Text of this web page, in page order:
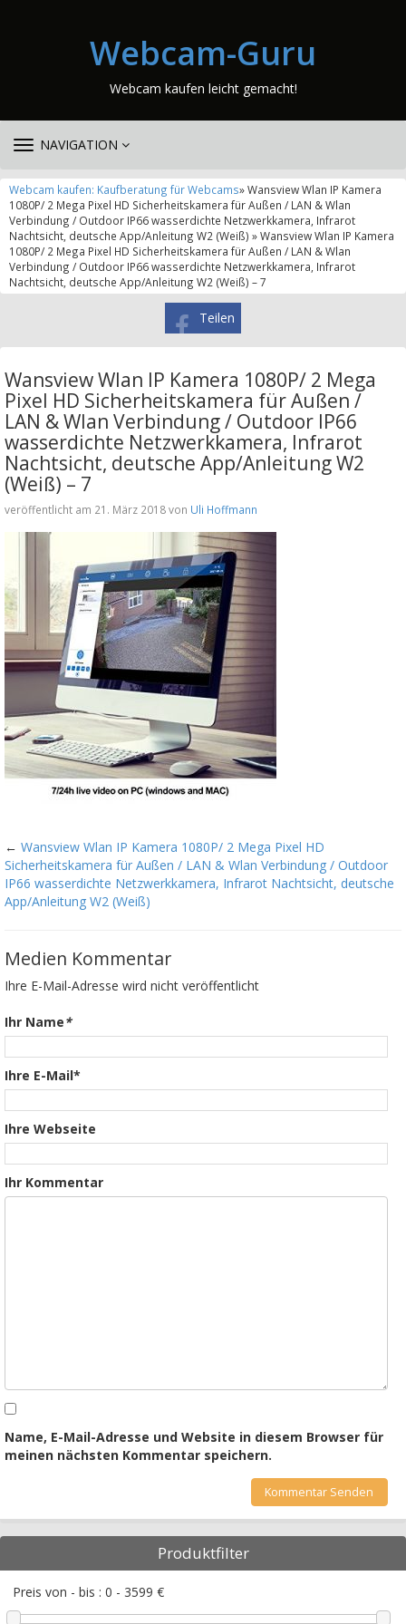
Webcam-Guru
Webcam kaufen leicht gemacht!
TOGGLE
NAVIGATION
Webcam kaufen: Kaufberatung für Webcams» Wansview Wlan IP Kamera
1080P/ 2 Mega Pixel HD Sicherheitskamera für Außen / LAN & Wlan
Verbindung / Outdoor IP66 wasserdichte Netzwerkkamera, Infrarot
Nachtsicht, deutsche App/Anleitung W2 (Weiß) » Wansview Wlan IP Kamera
1080P/ 2 Mega Pixel HD Sicherheitskamera für Außen / LAN & Wlan
Verbindung / Outdoor IP66 wasserdichte Netzwerkkamera, Infrarot
Nachtsicht, deutsche App/Anleitung W2 (Weiß) – 7
Teilen
Wansview Wlan IP Kamera 1080P/ 2 Mega
Pixel HD Sicherheitskamera für Außen /
LAN & Wlan Verbindung / Outdoor IP66
wasserdichte Netzwerkkamera, Infrarot
Nachtsicht, deutsche App/Anleitung W2
(Weiß) – 7
veröffentlicht am 21. März 2018 von Uli Hoffmann
← Wansview Wlan IP Kamera 1080P/ 2 Mega Pixel HD
Sicherheitskamera für Außen / LAN & Wlan Verbindung / Outdoor
IP66 wasserdichte Netzwerkkamera, Infrarot Nachtsicht, deutsche
App/Anleitung W2 (Weiß)
Medien Kommentar
Ihre E-Mail-Adresse wird nicht veröffentlicht
Ihr Name*
Ihre E-Mail*
Ihre Webseite
Ihr Kommentar
Name, E-Mail-Adresse und Website in diesem Browser für
meinen nächsten Kommentar speichern.
Produktfilter
Preis von - bis : 0 - 3599 €